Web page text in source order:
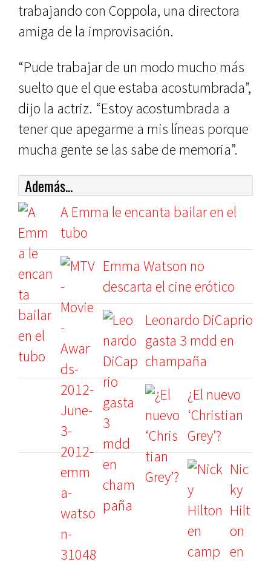
trabajando con Coppola, una directora
amiga de la improvisación.
“Pude trabajar de un modo mucho más
suelto que el que estaba acostumbrada”,
dijo la actriz. “Estoy acostumbrada a
tener que apegarme a mis líneas porque
mucha gente se las sabe de memoria”.
Además...
A Emma le encanta bailar en el
tubo
Emma Watson no
descarta el cine erótico
Leonardo DiCaprio
gasta 3 mdd en
champaña
¿El nuevo
‘Christian
Grey’?
Nic
ky
Hilt
on
en